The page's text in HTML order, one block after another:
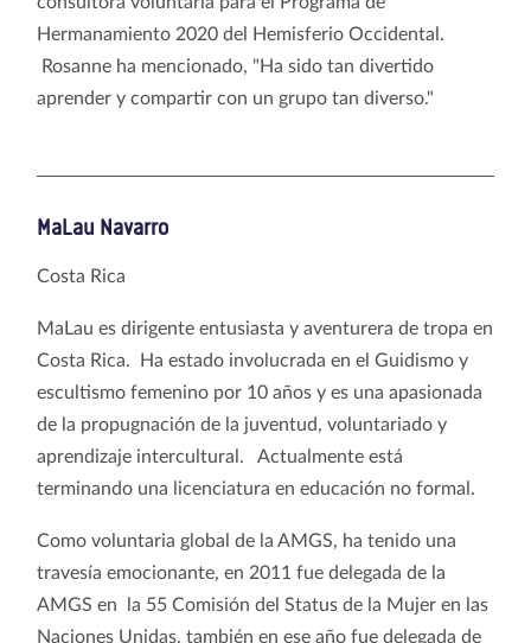
Hermanamiento 2020 del Hemisferio Occidental.
Rosanne ha mencionado, "Ha sido tan divertido
aprender y compartir con un grupo tan diverso."
MaLau Navarro
Costa Rica
MaLau es dirigente entusiasta y aventurera de tropa en
Costa Rica. Ha estado involucrada en el Guidismo y
escultismo femenino por 10 años y es una apasionada
de la propugnación de la juventud, voluntariado y
aprendizaje intercultural. Actualmente está
terminando una licenciatura en educación no formal.
Como voluntaria global de la AMGS, ha tenido una
travesía emocionante, en 2011 fue delegada de la
AMGS en la 55 Comisión del Status de la Mujer en las
Naciones Unidas, también en ese año fue delegada de